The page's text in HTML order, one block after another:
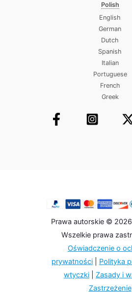
Polish
English
German
Dutch
Spanish
Italian
Portuguese
French
Greek
Prawa autorskie ©
Wszelkie prawa
Oświadczenie o
prywatności
Polityka
wtyczki
Zasady i
Zastrzeżenie